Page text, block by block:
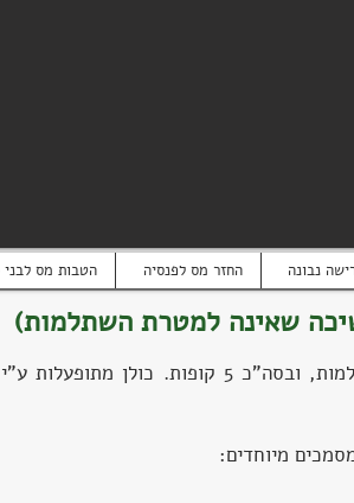
+הטבות מס לבני 60 החזר מס לפנסיה נבונה
שאינה למטרת השתלמות)
לעובדי ההוראה יש שני סוגים של קרנות השתלמות, ובסה"כ 5 קופות. כולן מתופעלות ע"י
מיוחדים: